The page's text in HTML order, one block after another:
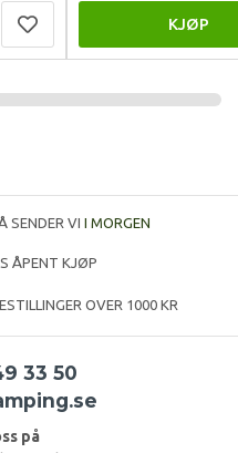
KJØP
SENDER VI I MORGEN
ÅPENT KJØP
OVER 1000 KR
33 50
på